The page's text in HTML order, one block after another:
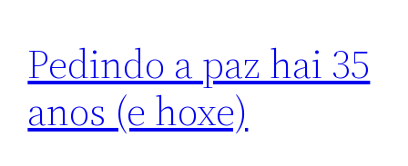
Pedindo a paz hai 35
anos (e hoxe)